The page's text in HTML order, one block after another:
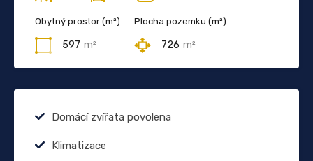
Obytný prostor (m²)
597 m²
Plocha pozemku (m²)
726 m²
Domácí zvířata povolena
Klimatizace